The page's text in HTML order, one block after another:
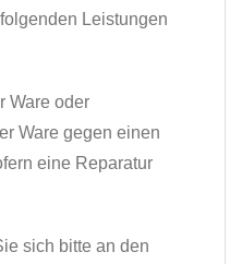
Leistungen
Ware oder
Ware gegen einen
eine Reparatur
sich bitte an den